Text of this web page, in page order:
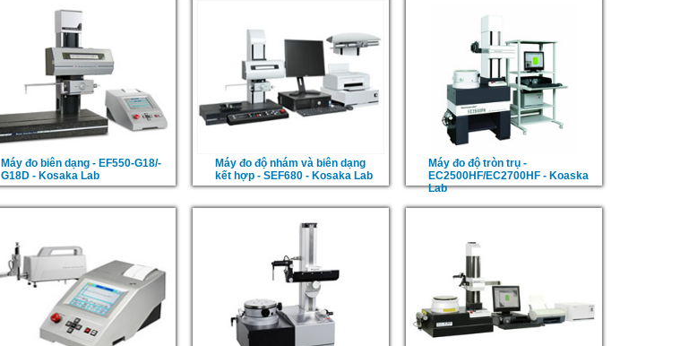
Máy đo biên dạng - EF550-G18/-
G18D - Kosaka Lab
Máy đo độ nhám và biên dạng
kết hợp - SEF680 - Kosaka Lab
Máy đo độ tròn trụ -
EC2500HF/EC2700HF - Koaska
Lab